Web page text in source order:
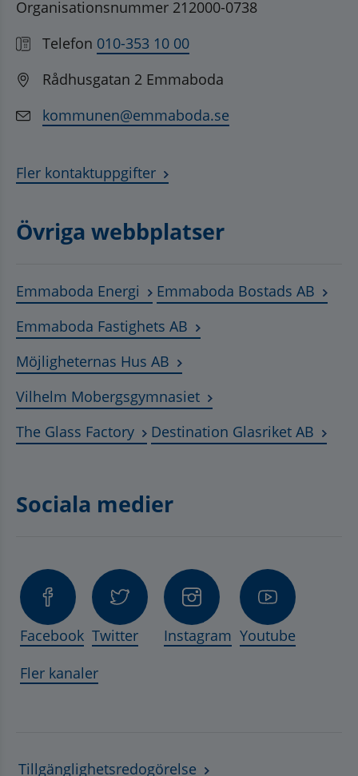
Organisationsnummer 212000-0738
Telefon 010-353 10 00
Rådhusgatan 2 Emmaboda
kommunen@emmaboda.se
Fler kontaktuppgifter
Övriga webbplatser
Emmaboda Energi Länk till annan webbplats,
Emmaboda Bostads AB
Emmaboda Fastighets AB Länk till annan
Möjligheternas Hus AB Länk till annan webbplats,
Vilhelm MobergsgymnasietLänk till annan
The Glass FactoryLänk till annan webbplats,
Destination Glasriket AB
Sociala medier
Facebook Twitter Instagram Youtube
Fler kanaler
Tillgänglighetsredogörelse